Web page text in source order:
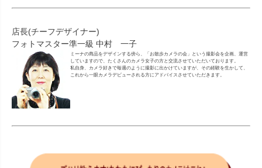
店長(チーフデザイナー)
フォトマスター準一級 中村 一子
ミーナの商品をデザインする傍ら、「お散歩カメラの会」という撮影会を企画、運営
していますので、たくさんのカメラ女子の方と交流させていただいております。
私自身、カメラ好きで毎週のように撮影に出かけていますが、その経験を生かして、
これから一眼カメラデビューされる方にアドバイスさせていただきます。